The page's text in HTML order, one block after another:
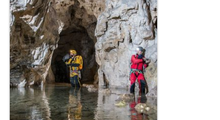
Pratiquer la spéléo en Ariège
Préparer sa sortie Spéléo
Charte déontologique du spéléologue
Charte déontologique du Canyon
Les professionnels du 09
Les Clubs